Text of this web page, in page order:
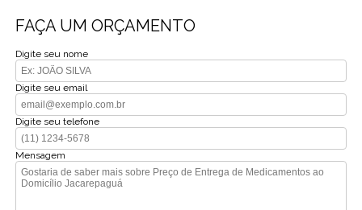
FAÇA UM ORÇAMENTO
Digite seu nome
Digite seu email
Digite seu telefone
Mensagem